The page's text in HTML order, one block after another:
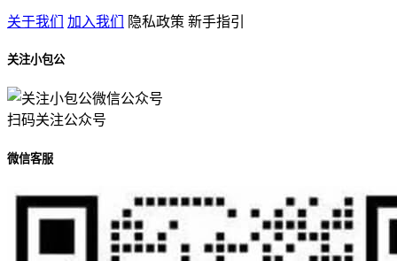
关于我们 加入我们 隐私政策 新手指引
关注小包公
扫码关注公众号
微信客服